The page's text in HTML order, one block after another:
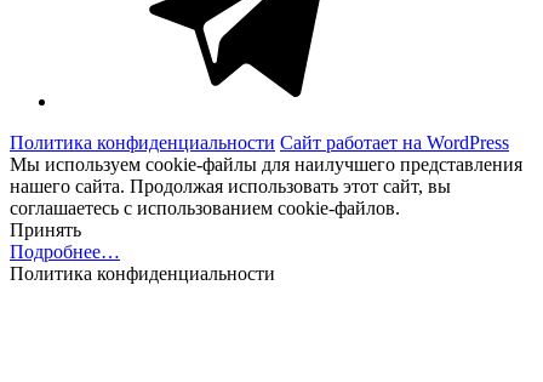
Политика конфиденциальности Сайт работает на WordPress
Мы используем cookie-файлы для наилучшего представления
нашего сайта. Продолжая использовать этот сайт, вы
соглашаетесь с использованием cookie-файлов.
Принять
Подробнее…
Политика конфиденциальности